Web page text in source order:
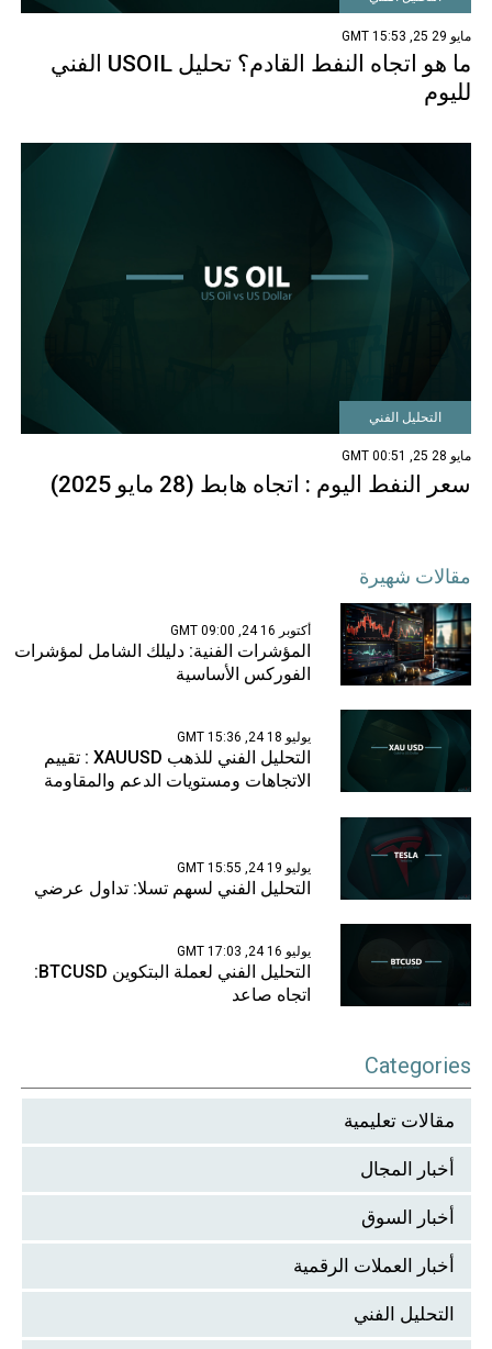
مايو 29 25, 15:53 GMT
ما هو اتجاه النفط القادم؟ تحليل USOIL الفني
لليوم
التحليل الفني
مايو 28 25, 00:51 GMT
سعر النفط اليوم : اتجاه هابط (28 مايو 2025)
مقالات شهيرة
أكتوبر 16 24, 09:00 GMT
المؤشرات الفنية: دليلك الشامل لمؤشرات
الفوركس الأساسية
يوليو 18 24, 15:36 GMT
التحليل الفني للذهب XAUUSD : تقييم
الاتجاهات ومستويات الدعم والمقاومة
يوليو 19 24, 15:55 GMT
التحليل الفني لسهم تسلا: تداول عرضي
يوليو 16 24, 17:03 GMT
التحليل الفني لعملة البتكوين BTCUSD:
اتجاه صاعد
Categories
مقالات تعليمية
أخبار المجال
أخبار السوق
أخبار العملات الرقمية
التحليل الفني